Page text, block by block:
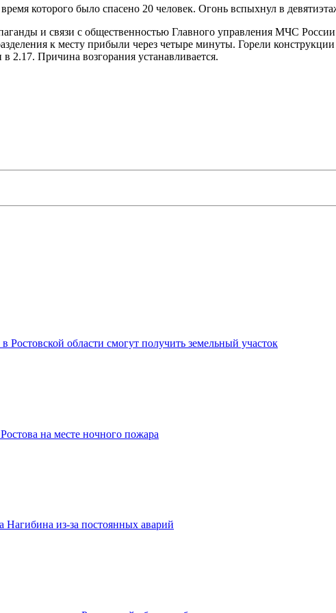
которого было спасено 20 человек. Огонь вспыхнул в
и связи с общественностью Главного управления МЧС
к месту прибыли через четыре минуты. Горели
2.17. Причина возгорания устанавливается.
области смогут получить земельный участок
на месте ночного пожара
Нагибина из-за постоянных аварий